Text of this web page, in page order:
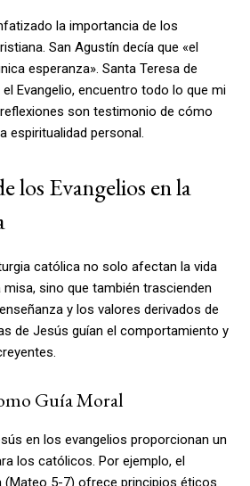
la importancia de los
San Agustín decía que «el
esperanza». Santa Teresa de
Evangelio, encuentro todo lo que mi
son testimonio de cómo
espiritualidad personal.
los Evangelios en la
católica no solo afectan la vida
sino que también trascienden
y los valores derivados de
de Jesús guían el comportamiento y
Guía Moral
en los evangelios proporcionan un
los católicos. Por ejemplo, el
(Mateo 5-7) ofrece principios éticos